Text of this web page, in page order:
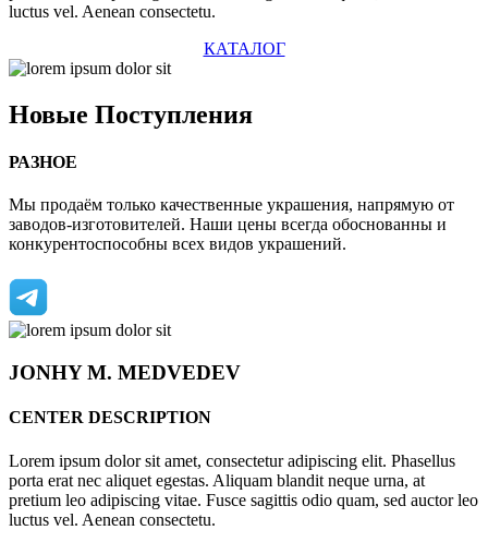
luctus vel. Aenean consectetu.
КАТАЛОГ
Новые Поступления
РАЗНОЕ
Мы продаём только качественные украшения, напрямую от
заводов-изготовителей. Наши цены всегда обоснованны и
конкурентоспособны всех видов украшений.
JONHYM. MEDVEDEV
CENTER DESCRIPTION
Lorem ipsum dolor sit amet, consectetur adipiscing elit. Phasellus
porta erat nec aliquet egestas. Aliquam blandit neque urna, at
pretium leo adipiscing vitae. Fusce sagittis odio quam, sed auctor leo
luctus vel. Aenean consectetu.